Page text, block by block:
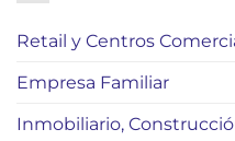
Retail y Centros
Empresa Familiar
Inmobiliario,